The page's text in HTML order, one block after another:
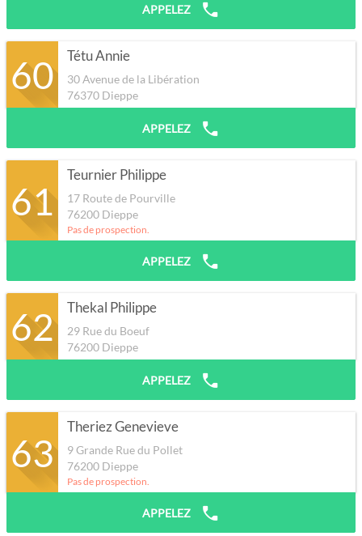
APPELEZ
60 Tétu Annie
30 Avenue de la Libération
76370 Dieppe
APPELEZ
61
Teurnier Philippe
17 Route de Pourville
76200 Dieppe
Pas de prospection.
APPELEZ
62 Thekal Philippe
29 Rue du Boeuf
76200 Dieppe
APPELEZ
63
Theriez Genevieve
9 Grande Rue du Pollet
76200 Dieppe
Pas de prospection.
APPELEZ